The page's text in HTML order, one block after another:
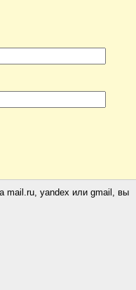
mail.ru, yandex или gmail, вы